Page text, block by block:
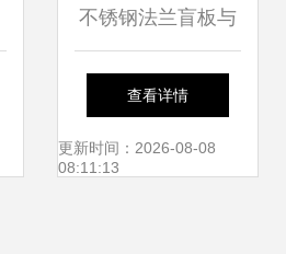
不锈钢法兰盲板与
合金盲板法兰的应
用与选择指南
查看详情
更新时间：2026-08-08
08:11:13